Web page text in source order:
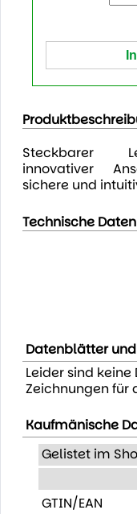
Steckbarer
innovativer
sichere und
Technische Daten
Datenblätter
Leider sind
Zeichnungen für
Kaufmänische
Gelistet im
GTIN/EAN